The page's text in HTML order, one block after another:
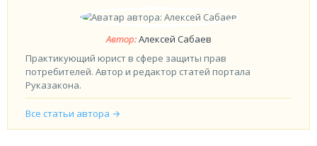
Автор:Алексей Сабаев
Практикующий юрист в сфере защиты прав
потребителей. Автор и редактор статей портала
Руказакона.
Все статьи автора →